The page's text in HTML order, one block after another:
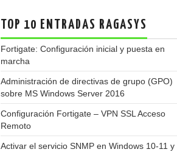
TOP 10 ENTRADAS RAGASYS
Fortigate: Configuración inicial y puesta en
marcha
Administración de directivas de grupo (GPO)
sobre MS Windows Server 2016
Configuración Fortigate – VPN SSL Acceso
Remoto
Activar el servicio SNMP en Windows 10-11 y